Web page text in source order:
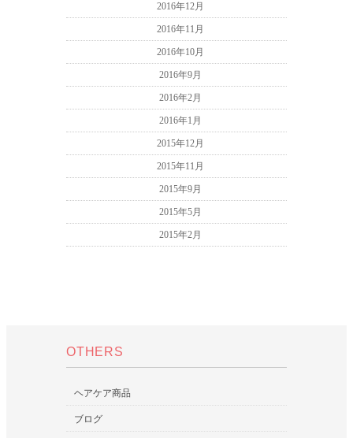
2016年12月
2016年11月
2016年10月
2016年9月
2016年2月
2016年1月
2015年12月
2015年11月
2015年9月
2015年5月
2015年2月
OTHERS
ヘアケア商品
ブログ